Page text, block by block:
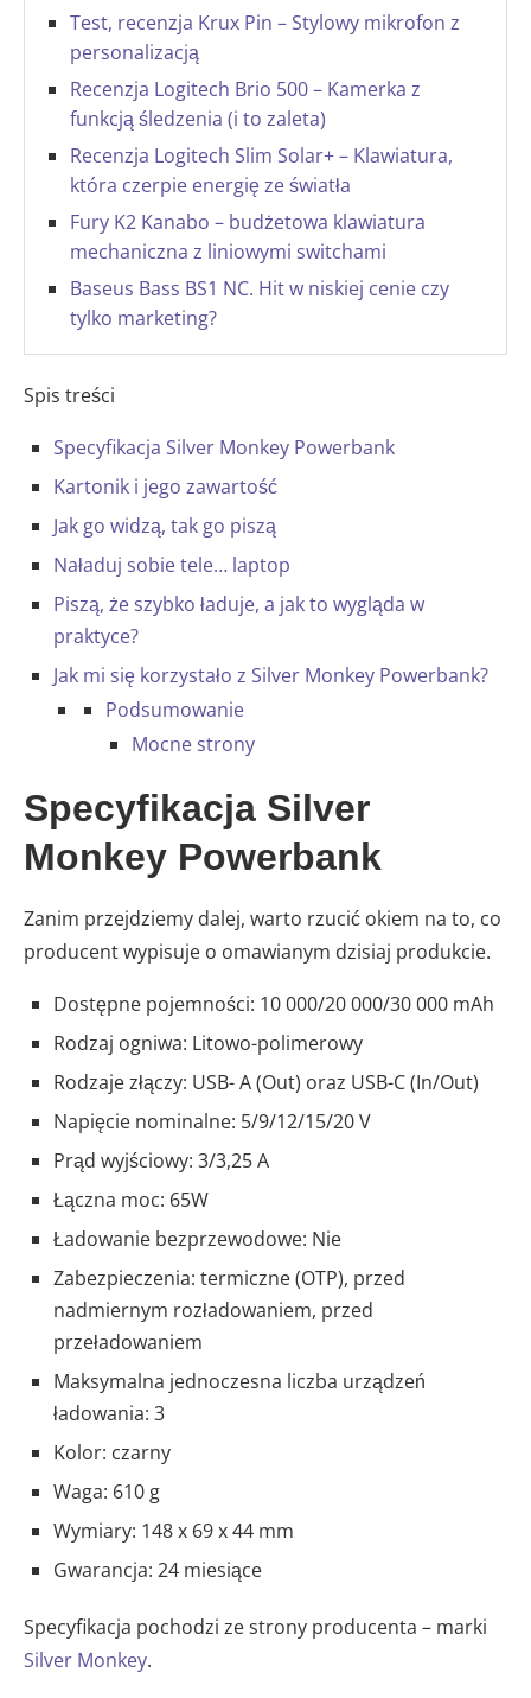
Test, recenzja Krux Pin – Stylowy mikrofon z
personalizacją
Recenzja Logitech Brio 500 – Kamerka z
funkcją śledzenia (i to zaleta)
Recenzja Logitech Slim Solar+ – Klawiatura,
która czerpie energię ze światła
Fury K2 Kanabo – budżetowa klawiatura
mechaniczna z liniowymi switchami
Baseus Bass BS1 NC. Hit w niskiej cenie czy
tylko marketing?
Spis treści
Specyfikacja Silver Monkey Powerbank
Kartonik i jego zawartość
Jak go widzą, tak go piszą
Naładuj sobie tele… laptop
Piszą, że szybko ładuje, a jak to wygląda w
praktyce?
Jak mi się korzystało z Silver Monkey Powerbank?
Podsumowanie
Mocne strony
Specyfikacja Silver
Monkey Powerbank
Zanim przejdziemy dalej, warto rzucić okiem na to, co
producent wypisuje o omawianym dzisiaj produkcie.
Dostępne pojemności: 10 000/20 000/30 000 mAh
Rodzaj ogniwa: Litowo-polimerowy
Rodzaje złączy: USB- A (Out) oraz USB-C (In/Out)
Napięcie nominalne: 5/9/12/15/20 V
Prąd wyjściowy: 3/3,25 A
Łączna moc: 65W
Ładowanie bezprzewodowe: Nie
Zabezpieczenia: termiczne (OTP), przed
nadmiernym rozładowaniem, przed
przeładowaniem
Maksymalna jednoczesna liczba urządzeń
ładowania: 3
Kolor: czarny
Waga: 610 g
Wymiary: 148 x 69 x 44 mm
Gwarancja: 24 miesiące
Specyfikacja pochodzi ze strony producenta – marki
Silver Monkey.